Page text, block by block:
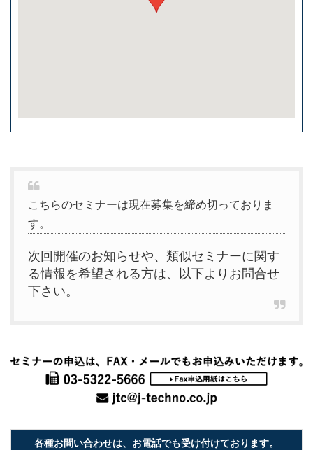
こちらのセミナーは現在募集を締め切っておりま
す。
次回開催のお知らせや、類似セミナーに関す
る情報を希望される方は、以下よりお問合せ
下さい。
各種お問い合わせは、お電話でも受け付けております。